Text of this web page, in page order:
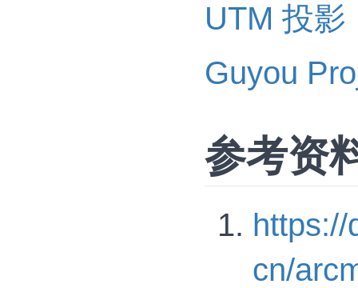
UTM 投影
Guyou
参考资
https://
cn/